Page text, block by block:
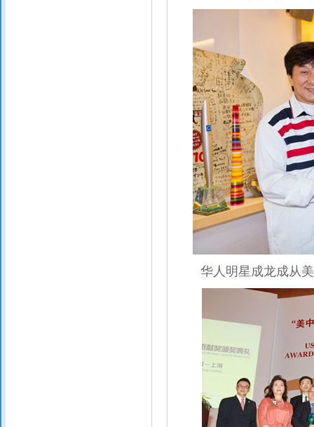
华人明星成龙成从